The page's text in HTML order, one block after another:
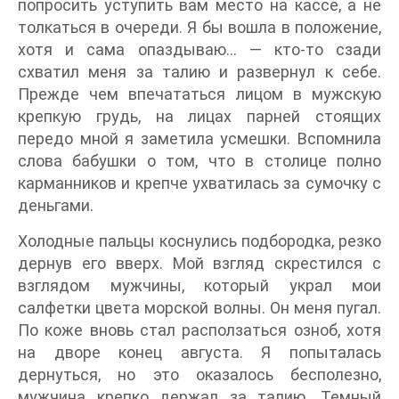
попросить уступить вам место на кассе, а не
толкаться в очереди. Я бы вошла в положение,
хотя и сама опаздываю… — кто-то сзади
схватил меня за талию и развернул к себе.
Прежде чем впечататься лицом в мужскую
крепкую грудь, на лицах парней стоящих
передо мной я заметила усмешки. Вспомнила
слова бабушки о том, что в столице полно
карманников и крепче ухватилась за сумочку с
деньгами.
Холодные пальцы коснулись подбородка, резко
дернув его вверх. Мой взгляд скрестился с
взглядом мужчины, который украл мои
салфетки цвета морской волны. Он меня пугал.
По коже вновь стал расползаться озноб, хотя
на дворе конец августа. Я попыталась
дернуться, но это оказалось бесполезно,